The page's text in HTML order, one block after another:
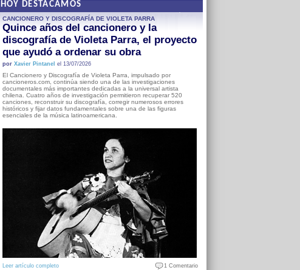
HOY DESTACAMOS
CANCIONERO Y DISCOGRAFÍA DE VIOLETA PARRA
Quince años del cancionero y la
discografía de Violeta Parra, el proyecto
que ayudó a ordenar su obra
por Xavier Pintanel el 13/07/2026
El Cancionero y Discografía de Violeta Parra, impulsado por
cancioneros.com, continúa siendo una de las investigaciones
documentales más importantes dedicadas a la universal artista
chilena. Cuatro años de investigación permitieron recuperar 520
canciones, reconstruir su discografía, corregir numerosos errores
históricos y fijar datos fundamentales sobre una de las figuras
esenciales de la música latinoamericana.
Leer artículo completo 1 Comentario